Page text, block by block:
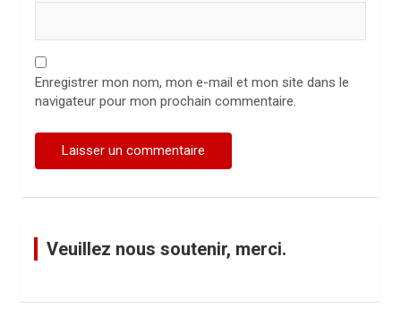
Enregistrer mon nom, mon e-mail et mon site dans le
navigateur pour mon prochain commentaire.
Veuillez nous soutenir, merci.